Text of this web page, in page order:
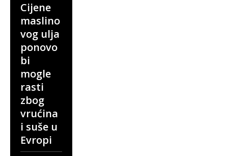
Cijene
maslino
vog ulja
ponovo
bi
mogle
rasti
zbog
vrućina
i suše u
Evropi